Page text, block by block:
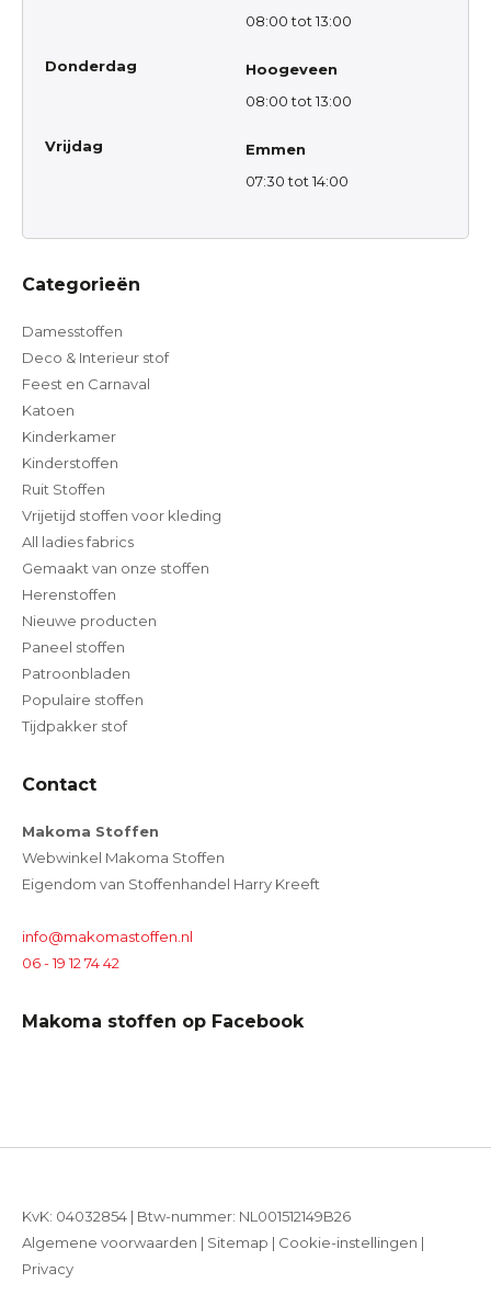
08:00 tot 13:00
Donderdag
Hoogeveen
08:00 tot 13:00
Vrijdag
Emmen
07:30 tot 14:00
Categorieën
Damesstoffen
Deco & Interieur stof
Feest en Carnaval
Katoen
Kinderkamer
Kinderstoffen
Ruit Stoffen
Vrijetijd stoffen voor kleding
All ladies fabrics
Gemaakt van onze stoffen
Herenstoffen
Nieuwe producten
Paneel stoffen
Patroonbladen
Populaire stoffen
Tijdpakker stof
Contact
Makoma Stoffen
Webwinkel Makoma Stoffen
Eigendom van Stoffenhandel Harry Kreeft
info@makomastoffen.nl
06 - 19 12 74 42
Makoma stoffen op Facebook
KvK: 04032854 | Btw-nummer: NL001512149B26
Algemene voorwaarden | Sitemap | Cookie-instellingen |
Privacy